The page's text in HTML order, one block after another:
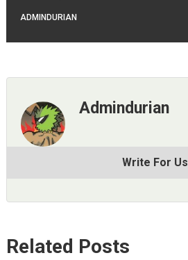
ADMINDURIAN
Admindurian
Write For Us
Related Posts